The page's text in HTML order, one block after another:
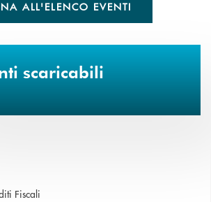
ALL'ELENCO EVENTI
scaricabili
Fiscali